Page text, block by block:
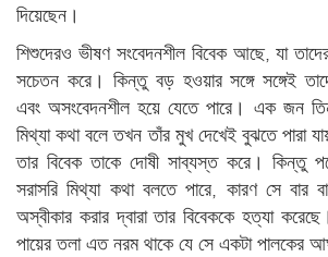
দিয়েছেন।
শিশুদেরও ভীষণ সংবেদনশীল বিবেক আছে, যা
সচেতন করে। কিন্তু বড় হওয়ার সঙ্গে সঙ্গেই
এবং অসংবেদনশীল হয়ে যেতে পারে। এক জন
মিথ্যা কথা বলে তখন তাঁর মুখ দেখেই বুঝতে পারা
তার বিবেক তাকে দোষী সাব্যস্ত করে। কিন্তু
সরাসরি মিথ্যা কথা বলতে পারে, কারণ সে বার
অস্বীকার করার দ্বারা তার বিবেককে হত্যা
পায়ের তলা এত নরম থাকে যে সে একটা পালকের